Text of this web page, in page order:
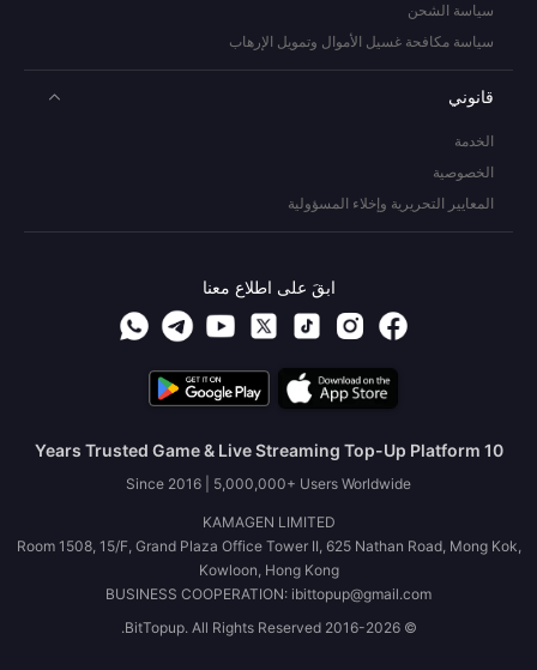
سياسة الشحن
سياسة مكافحة غسيل الأموال وتمويل الإرهاب
قانوني
الخدمة
الخصوصية
المعايير التحريرية وإخلاء المسؤولية
ابقَ على اطلاع معنا
10 Years Trusted Game & Live Streaming Top-Up Platform
Since 2016 | 5,000,000+ Users Worldwide
KAMAGEN LIMITED
Room 1508, 15/F, Grand Plaza Office Tower II, 625 Nathan Road, Mong Kok,
Kowloon, Hong Kong
BUSINESS COOPERATION: ibittopup@gmail.com
© 2016-2026 BitTopup. All Rights Reserved.